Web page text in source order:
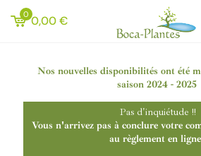
0 0,00€
Nos nouvelles disponibilités ont été
saison 2024 - 2025
Pas d'inquiétude !!
Vous n'arrivez pas à conclure votre
au règlement en